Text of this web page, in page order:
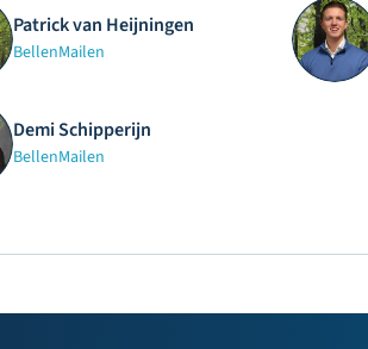
Patrick van Heijningen
BellenMailen
Demi Schipperijn
BellenMailen